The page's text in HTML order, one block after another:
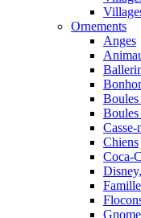
Ornements
Anges
Boules
Boules
Casse-
Chiens
Coca-